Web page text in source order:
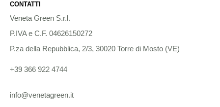
CONTATTI
Veneta Green S.r.l.
P.IVA e C.F. 04626150272
P.za della Repubblica, 2/3, 30020 Torre di Mosto (VE)
+39 366 922 4744
info@venetagreen.it